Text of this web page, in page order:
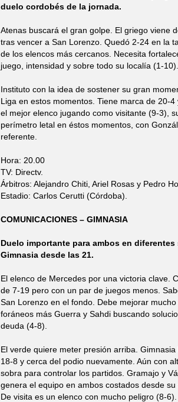
duelo cordobés de la jornada.
Atenas buscará el gran golpe. El griego viene
tras vencer a San Lorenzo. Quedó 2-24 en la
de los elencos más cercanos. Necesita
juego, intensidad y sobre todo su localía (1-10).
Instituto con la idea de sostener su gran
Liga en estos momentos. Tiene marca de 20-
el mejor elenco jugando como visitante (9-3),
perímetro letal en éstos momentos, con
referente.
Hora: 20.00
TV: Directv.
Árbitros: Alejandro Chiti, Ariel Rosas y Pedro
Estadio: Carlos Cerutti (Córdoba).
COMUNICACIONES – GIMNASIA
Duelo importante para ambos en
Gimnasia desde las 21.
El elenco de Mercedes por una victoria clave.
de 7-19 pero con un par de juegos menos.
San Lorenzo en el fondo. Debe mejorar
foráneos más Guerra y Sahdi buscando
deuda (4-8).
El verde quiere meter presión arriba.
18-8 y cerca del podio nuevamente. Aún con
sobra para controlar los partidos. Gramajo y
genera el equipo en ambos costados desde
De visita es un elenco con mucho peligro (8-6).